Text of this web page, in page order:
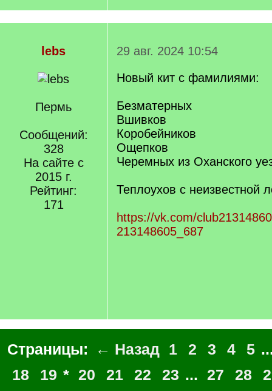
lebs
Пермь
Сообщений:
328
На сайте с
2015 г.
Рейтинг:
171
29 авг. 2024 10:54
Новый кит с фамилиями:
Безматерных
Вшивков
Коробейников
Ощепков
Черемных из Оханского
Теплоухов с неизвестной
https://vk.com/
213148605_687
Страницы: ← Назад 1 2 3 4 5
18
19 * 20 21 22 23 ... 27 28